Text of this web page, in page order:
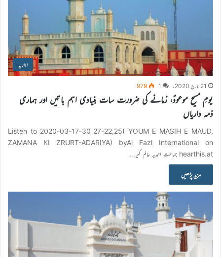
اداریہ
21 مارچ 2020ء 1
979
یومِ مسیح موعودؑ، زمانے کی ضرورت سات بنیادی اہم باتیں اور ہماری
ذمہ داریاں
Listen to 2020-03-17-30_27-22,25( YOUM E MASIH E MAUD,
ZAMANA KI ZRURT-ADARIYA) byAl Fazl International on
hearthis.at جماعتِ احمدیہ عالم گیر…
مزید پڑھیں